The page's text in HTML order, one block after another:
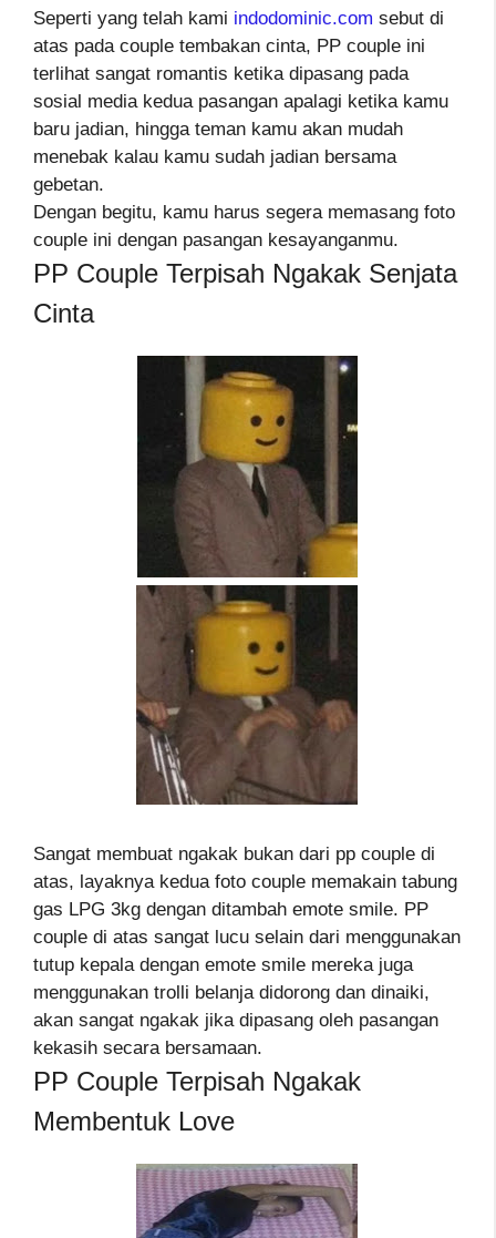
Seperti yang telah kami indodominic.com sebut di
atas pada couple tembakan cinta, PP couple ini
terlihat sangat romantis ketika dipasang pada
sosial media kedua pasangan apalagi ketika kamu
baru jadian, hingga teman kamu akan mudah
menebak kalau kamu sudah jadian bersama
gebetan.
Dengan begitu, kamu harus segera memasang foto
couple ini dengan pasangan kesayanganmu.
PP Couple Terpisah Ngakak Senjata
Cinta
Sangat membuat ngakak bukan dari pp couple di
atas, layaknya kedua foto couple memakain tabung
gas LPG 3kg dengan ditambah emote smile. PP
couple di atas sangat lucu selain dari menggunakan
tutup kepala dengan emote smile mereka juga
menggunakan trolli belanja didorong dan dinaiki,
akan sangat ngakak jika dipasang oleh pasangan
kekasih secara bersamaan.
PP Couple Terpisah Ngakak
Membentuk Love